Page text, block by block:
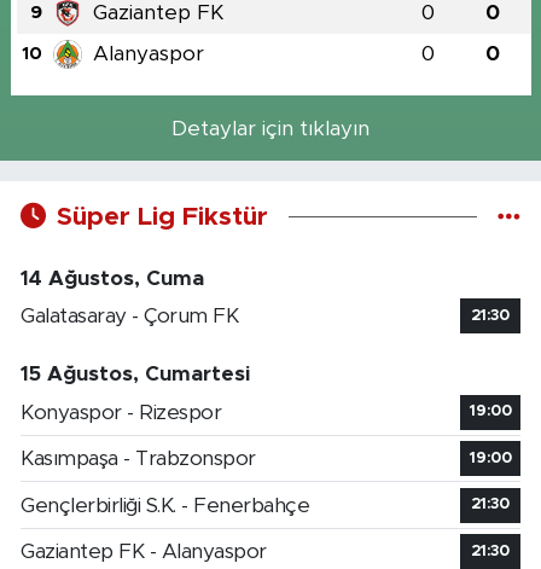
9 Gaziantep FK 0 0
10 Alanyaspor 0 0
Detaylar için tıklayın
Süper Lig Fikstür
14 Ağustos, Cuma
Galatasaray - Çorum FK
21:30
15 Ağustos, Cumartesi
Konyaspor - Rizespor
19:00
Kasımpaşa - Trabzonspor 19:00
Gençlerbirliği S.K. - Fenerbahçe 21:30
Gaziantep FK - Alanyaspor 21:30